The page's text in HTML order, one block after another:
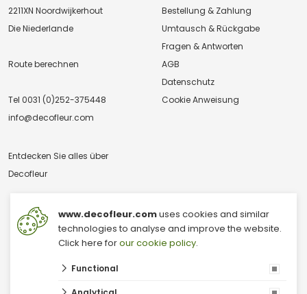
2211XN Noordwijkerhout
Die Niederlande
Route berechnen
Tel 0031 (0)252-375448
info@decofleur.com
Entdecken Sie alles über
Decofleur
Bestellung & Zahlung
Umtausch & Rückgabe
Fragen & Antworten
AGB
Datenschutz
Cookie Anweisung
Großhandel mit Trockenblumen
www.decofleur.comuses cookies and similar
technologies to analyse and improve the website.
Click here forour cookie policy.
Functional